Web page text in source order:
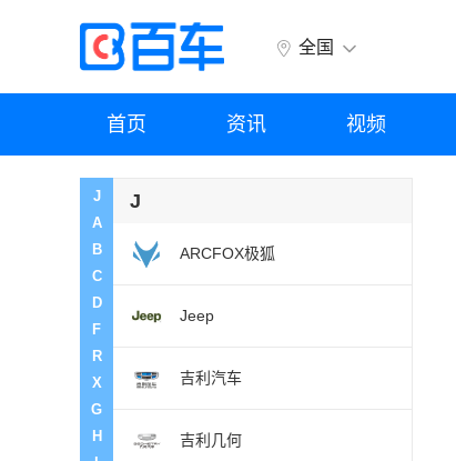
全国
首页 资讯 视频
J
A
B
C
D
F
R
X
G
H
J
ARCFOX极狐
Jeep
吉利汽车
吉利几何